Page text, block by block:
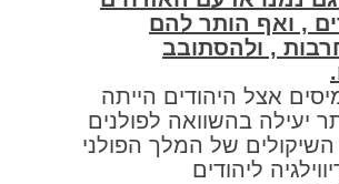
, ואף הותר להם
, ולהסתובב
אצל היהודים הייתה
יעילה בהשוואה לפולנים
של המלך הפולני
ליהודים